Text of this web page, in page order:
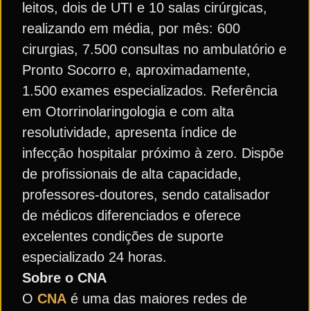
leitos, dois de UTI e 10 salas cirúrgicas,
realizando em média, por mês: 600
cirurgias, 7.500 consultas no ambulatório e
Pronto Socorro e, aproximadamente,
1.500 exames especializados. Referência
em Otorrinolaringologia e com alta
resolutividade, apresenta índice de
infecção hospitalar próximo à zero. Dispõe
de profissionais de alta capacidade,
professores-doutores, sendo catalisador
de médicos diferenciados e oferece
excelentes condições de suporte
especializado 24 horas.
Sobre o CNA
O CNA é uma das maiores redes de